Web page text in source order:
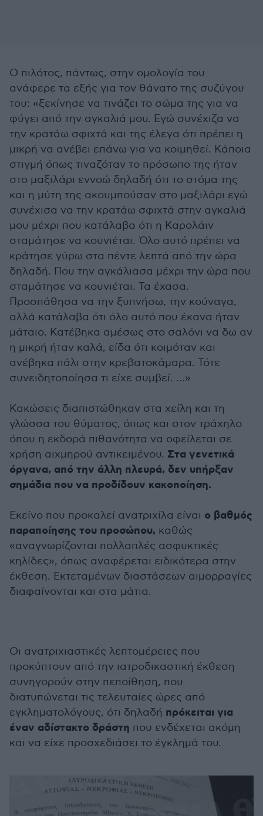
Ο πιλότος, πάντως, στην ομολογία του
ανάφερε τα εξής για τον θάνατο της συζύγου
του: «ξεκίνησε να τινάζει το σώμα της για να
φύγει από την αγκαλιά μου. Εγώ συνέχιζα να
την κρατάω σφιχτά και της έλεγα ότι πρέπει η
μικρή να ανέβει επάνω για να κοιμηθεί. Κάποια
στιγμή όπως τιναζόταν το πρόσωπο της ήταν
στο μαξιλάρι εννοώ δηλαδή ότι το στόμα της
και η μύτη της ακουμπούσαν στο μαξιλάρι εγώ
συνέχισα να την κρατάω σφιχτά στην αγκαλιά
μου μέχρι που κατάλαβα ότι η Καρολάιν
σταμάτησε να κουνιέται. Όλο αυτό πρέπει να
κράτησε γύρω στα πέντε λεπτά από την ώρα
δηλαδή. Που την αγκάλιασα μέχρι την ώρα που
σταμάτησε να κουνιέται. Τα έχασα.
Προσπάθησα να την ξυπνήσω, την κούναγα,
αλλά κατάλαβα ότι όλο αυτό που έκανα ήταν
μάταιο. Κατέβηκα αμέσως στο σαλόνι να δω αν
η μικρή ήταν καλά, είδα ότι κοιμόταν και
ανέβηκα πάλι στην κρεβατοκάμαρα. Τότε
συνειδητοποίησα τι είχε συμβεί. …»
Κακώσεις διαπιστώθηκαν στα χείλη και τη
γλώσσα του θύματος, όπως και στον τράχηλο
όπου η εκδορά πιθανότητα να οφείλεται σε
χρήση αιχμηρού αντικειμένου. Στα γενετικά
όργανα, από την άλλη πλευρά, δεν υπήρξαν
σημάδια που να προδίδουν κακοποίηση.
Εκείνο που προκαλεί ανατριχίλα είναι ο βαθμός
παραποίησης του προσώπου, καθώς
«αναγνωρίζονται πολλαπλές ασφυκτικές
κηλίδες», όπως αναφέρεται ειδικότερα στην
έκθεση. Εκτεταμένων διαστάσεων αιμορραγίες
διαφαίνονται και στα μάτια.
Οι ανατριχιαστικές λεπτομέρειες που
προκύπτουν από την ιατροδικαστική έκθεση
συνηγορούν στην πεποίθηση, που
διατυπώνεται τις τελευταίες ώρες από
εγκληματολόγους, ότι δηλαδή πρόκειται για
έναν αδίστακτο δράστη που ενδέχεται ακόμη
και να είχε προσχεδιάσει το έγκλημά του.